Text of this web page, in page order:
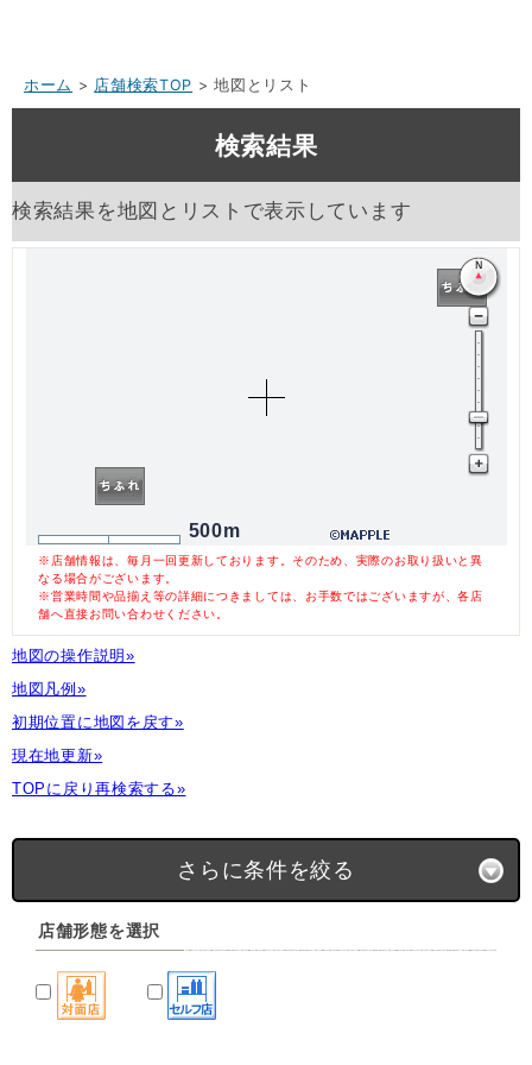
ホーム > 店舗検索TOP > 地図とリスト
検索結果
検索結果を地図とリストで表示しています
500m
※店舗情報は、毎月一回更新しております。そのため、実際のお取り扱いと異
なる場合がございます。
※営業時間や品揃え等の詳細につきましては、お手数ではございますが、各店
舗へ直接お問い合わせください。
地図の操作説明»
地図凡例»
初期位置に地図を戻す»
現在地更新»
TOPに戻り再検索する»
さらに条件を絞る
店舗形態を選択